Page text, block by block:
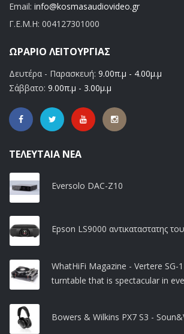
Email: info@kosmasaudiovideo.gr
Γ.Ε.Μ.Η: 004127301000
ΩΡΆΡΙΟ ΛΕΙΤΟΥΡΓΊΑΣ
Δευτέρα - Παρασκευή: 9.00π.μ - 4.00μ.μ
Σάββατο: 9.00π.μ - 3.00μ.μ
ΤΕΛΕΥΤΑΊΑ ΝΈΑ
Eversolo DAC-Z10
Epson LS9000 αντικαταστατης
WhatHiFi Magazine - Vertere SG-
turntable that is spectacular in
Bowers & Wilkins PX7 S3 -